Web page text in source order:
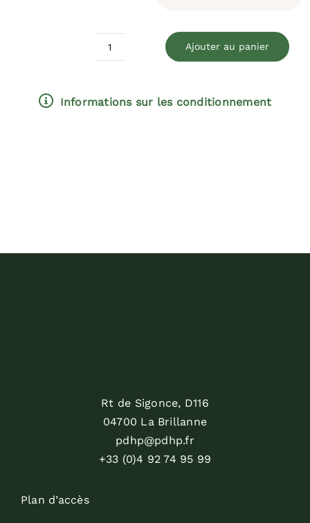
Ajouter au panier
Informations sur les conditionnement
Rt de Sigonce, D116
04700 La Brillanne
pdhp@pdhp.fr
+33 (0)4 92 74 95 99
Plan d’accès